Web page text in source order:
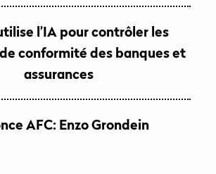
utilise l’IA pour contrôler les
conformité des banques et
assurances
AFC: Enzo Grondein